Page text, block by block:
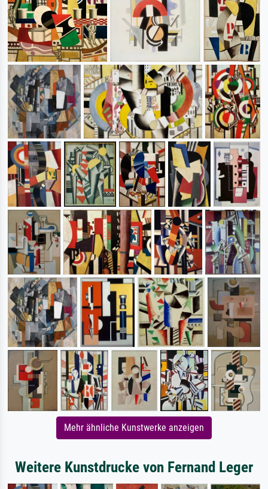
Mehr ähnliche Kunstwerke anzeigen
Weitere Kunstdrucke von Fernand Leger